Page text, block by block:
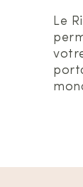
Le